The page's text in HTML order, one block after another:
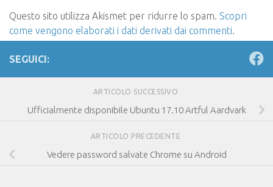
Questo sito utilizza Akismet per ridurre lo spam. Scopri
come vengono elaborati i dati derivati dai commenti.
SEGUICI:
ARTICOLO SUCCESSIVO
Ufficialmente disponibile Ubuntu 17.10 Artful Aardvark
ARTICOLO PRECEDENTE
Vedere password salvate Chrome su Android